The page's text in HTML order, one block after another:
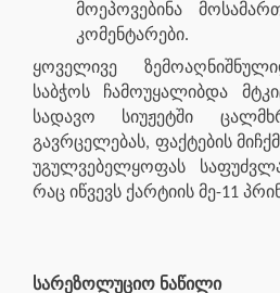
მოეპოვებინა
კომენტარები.
ყოველივე
საბჭოს ჩამოუყალიბდა
სადავო სიუჟეტში
გავრცელებას, ფაქტების
უგულვებელყოფას
რაც იწვევს ქარტიის მე-11
სარეზოლუციო ნაწილი